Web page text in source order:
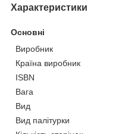
Характеристики
Основні
Виробник
Країна виробник
ISBN
Вага
Вид
Вид палітурки